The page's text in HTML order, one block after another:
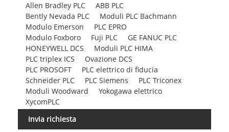
Allen Bradley PLC
ABB PLC
Bently Nevada PLC
Moduli PLC Bachmann
Modulo Emerson
PLC EPRO
Modulo Foxboro
Fuji PLC
GE FANUC PLC
HONEYWELL DCS
Moduli PLC HIMA
PLC triplex ICS
Ovazione DCS
PLC PROSOFT
PLC elettrico di fiducia
Schneider PLC
PLC Siemens
PLC Triconex
Moduli Woodward
Yokogawa elettrico
XycomPLC
Invia richiesta